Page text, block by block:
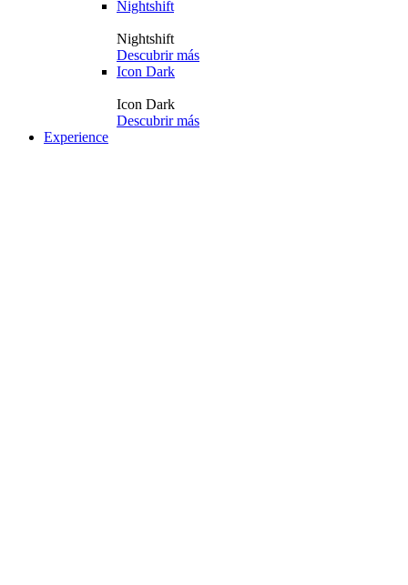
Nightshift
Nightshift
Descubrir más
Icon Dark
Icon Dark
Descubrir más
Experience